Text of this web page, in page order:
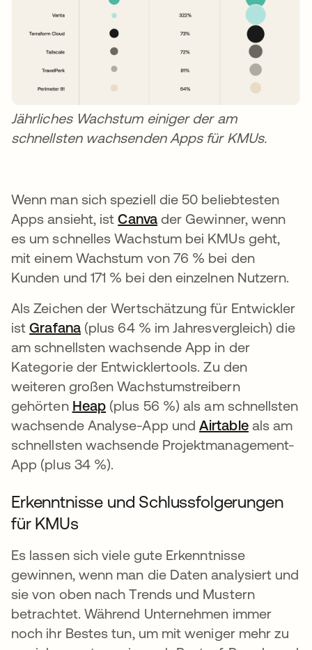
Jährliches Wachstum einiger der am
schnellsten wachsenden Apps für KMUs.
Wenn man sich speziell die 50 beliebtesten
Apps ansieht, istCanvawird in einer neuen
der Gewinner, wenn
es um schnelles Wachstum bei KMUs geht,
mit einem Wachstum von 76 % bei den
Kunden und 171 % bei den einzelnen Nutzern.
Als Zeichen der Wertschätzung für Entwickler
istGrafanawird in einer neuen Registerkarte
(plus 64 % im Jahresvergleich) die
am schnellsten wachsende App in der
Kategorie der Entwicklertools. Zu den
weiteren großen Wachstumstreibern
gehörten Heap wird in einer neuen
(plus 56 %) als am schnellsten
wachsende Analyse-App undAirtablewird in
als am
schnellsten wachsende Projektmanagement-
App (plus 34 %).
Erkenntnisse und Schlussfolgerungen
für KMUs
Es lassen sich viele gute Erkenntnisse
gewinnen, wenn man die Daten analysiert und
sie von oben nach Trends und Mustern
betrachtet. Während Unternehmen immer
noch ihr Bestes tun, um mit weniger mehr zu